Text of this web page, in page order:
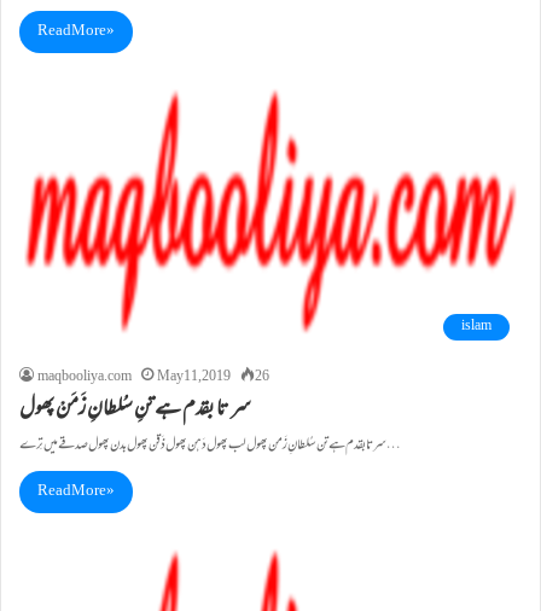
Read More »
islam
maqbooliya.com
May 11, 2019 26
سر تا بقدم ہے تنِ سُلطانِ زَمَنْ پھول
سر تا بقدم ہے تن سُلطانِ زَمن پھول لب پھول دَہن پھول ذَقن پھول بدن پھول صدقے میں تِرے…
Read More »